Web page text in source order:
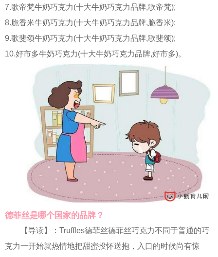
7.歌帝梵牛奶巧克力(十大牛奶巧克力品牌,歌帝梵);
8.脆香米牛奶巧克力(十大牛奶巧克力品牌,脆香米);
9.歌斐颂牛奶巧克力(十大牛奶巧克力品牌,歌斐颂);
10.好市多牛奶巧克力(十大牛奶巧克力品牌,好市多)。
德菲丝是哪个国家的品牌？
【导读】：Truffles德菲丝德菲丝巧克力不同于普通的巧
克力一开始就热情地把甜蜜投怀送抱，入口的时候尚有惊